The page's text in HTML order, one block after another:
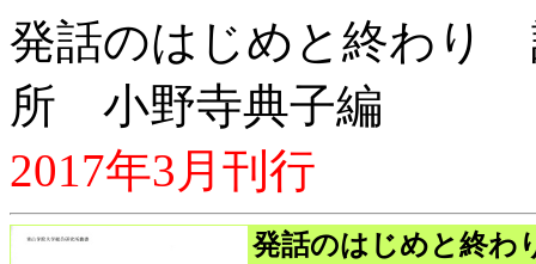
発話のはじめと終わり
所 小野寺典子編
2017年3月刊行
発話のはじめと終わ